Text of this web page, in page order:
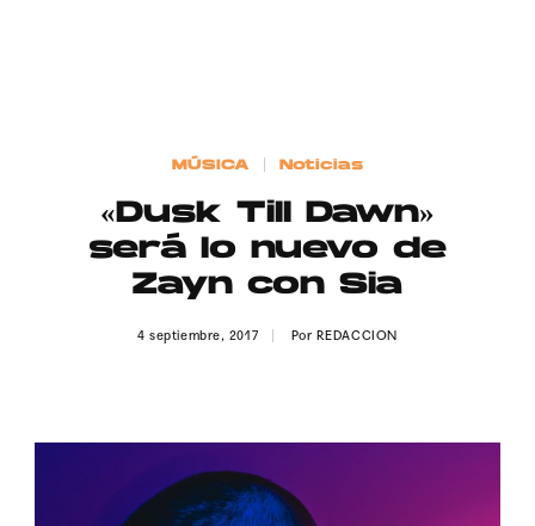
Contacto
MÚSICA Noticias
«Dusk Till Dawn»
será lo nuevo de
Zayn con Sia
4 septiembre, 2017 Por REDACCION